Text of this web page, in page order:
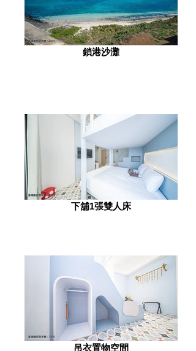
鎖港沙灘
下舖1張雙人床
吊衣置物空間